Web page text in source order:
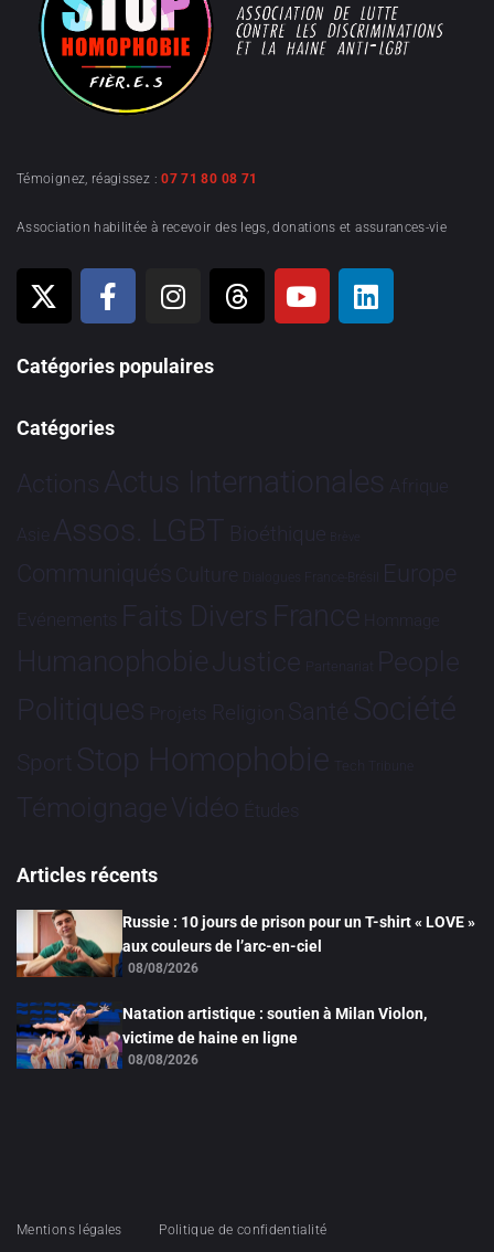
Témoignez, réagissez :07 71 80 08 71
Association habilitée à recevoir des legs, donations et assurances-vie
Catégories populaires
Catégories
Actions Actus Internationales Afrique
Asie Assos. LGBT Bioéthique Brève
Communiqués Culture Dialogues France-Brésil Europe
Evénements Faits Divers France Hommage
HumanophobieJustice Partenariat People
Politiques Projets Religion Santé Société
Sport Stop Homophobie Tech Tribune
TémoignageVidéo Études
Articles récents
Russie : 10 jours de prison pour un T-shirt « LOVE »
aux couleurs de l’arc-en-ciel
08/08/2026
Natation artistique : soutien à Milan Violon,
victime de haine en ligne
08/08/2026
Mentions légales Politique de confidentialité